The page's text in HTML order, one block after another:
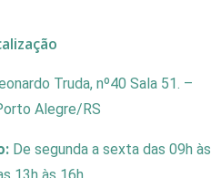
Truda, nº40 Sala 51. –
Alegre/RS
De segunda a sexta das 09h às